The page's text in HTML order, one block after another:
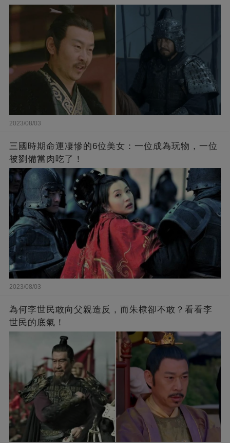
2023/08/03
三國時期命運凄慘的6位美女：一位成為玩物，一位
被劉備當肉吃了！
2023/08/03
為何李世民敢向父親造反，而朱棣卻不敢？看看李
世民的底氣！